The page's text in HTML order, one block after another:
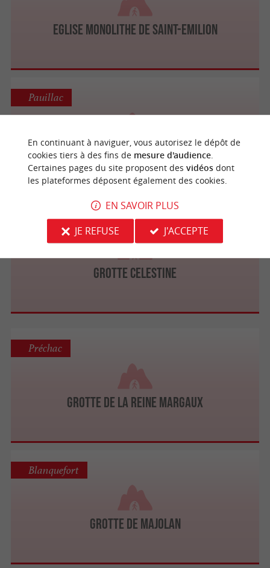
Eglise monolithe de Saint-Emilion
Grotte d'Artigues
Pauillac
Grotte Celestine
Rauzan
Grotte de la Reine Margaux
Préchac
Grotte de Majolan
Blanquefort
En continuant à naviguer, vous autorisez le dépôt de
cookies tiers à des fins de mesure d'audience.
Certaines pages du site proposent des vidéosdont
les plateformes déposent également des cookies.
EN SAVOIR PLUS
JE REFUSE
J'ACCEPTE